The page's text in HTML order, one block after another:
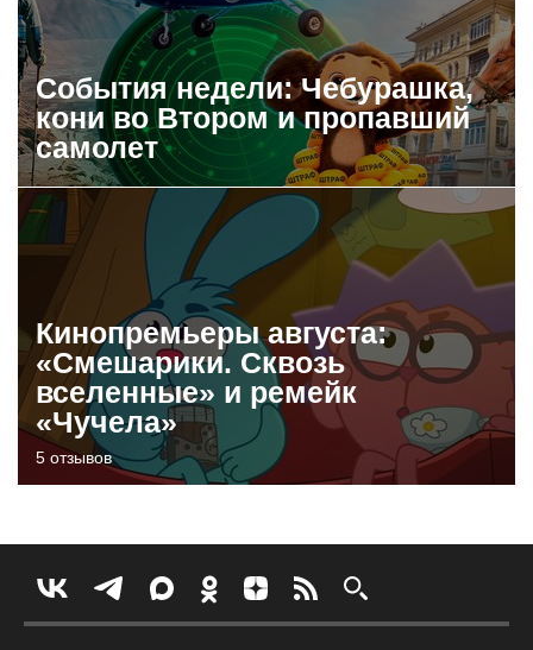
События недели: Чебурашка,
кони во Втором и пропавший
самолет
Кинопремьеры августа:
«Смешарики. Сквозь
вселенные» и ремейк
«Чучела»
5 отзывов